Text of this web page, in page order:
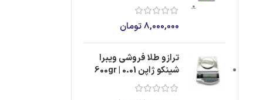
8,000,000تومان
ترازو طلا فروشی ویبرا
شینکو ژاپن 0.01 | 600gr